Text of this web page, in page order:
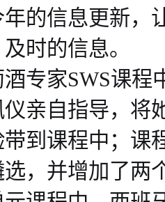
的信息更新，
时的信息。
专家SWS课程
亲自指导，将
到课程中；课
，并增加了两